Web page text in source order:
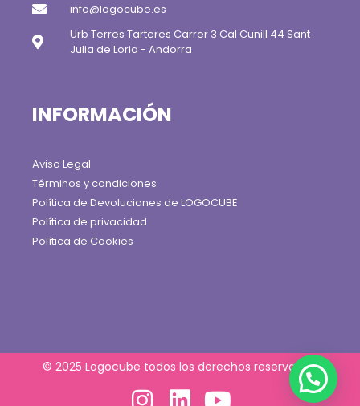
info@logocube.es
Urb Terres Tarteres Carrer 3 Cal Cunill 44 Sant
Julia de Loria - Andorra
INFORMACIÓN
Aviso Legal
Términos y condiciones
Política de Devoluciones de LOGOCUBE
Política de privacidad
Política de Cookies
© 2025 Logocube todos los derechos reservados.